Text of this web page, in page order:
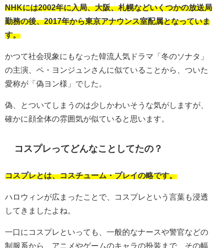
NHKには2002年に入局、大阪、札幌などいくつかの放送局
勤務の後、2017年から東京アナウンス室配属となっていま
す。
かつて社会現象にもなった韓流人気ドラマ「冬のソナタ」
の主演、ペ・ヨンジュンさんに似ていることから、ついた
愛称が「偽ヨン様」でした。
偽、とついてしまうのは少しかわいそうな気がしますが、
確かに顔全体の雰囲気が似ていると思います。
コスプレってどんなことしてたの？
コスプレとは、コスチューム・プレイの略です。
ハロウィンが広まったことで、コスプレという言葉も浸透
してきましたよね。
一口にコスプレといっても、一般的なナースや警官などの
制服系から、アニメやゲームのキャラの扮装まで、その幅